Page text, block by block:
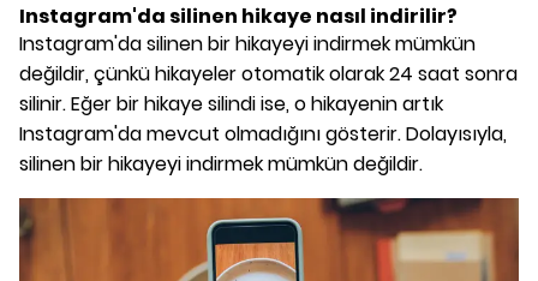
Instagram'da silinen hikaye nasıl indirilir?
Instagram'da silinen bir hikayeyi indirmek mümkün
değildir, çünkü hikayeler otomatik olarak 24 saat sonra
silinir. Eğer bir hikaye silindi ise, o hikayenin artık
Instagram'da mevcut olmadığını gösterir. Dolayısıyla,
silinen bir hikayeyi indirmek mümkün değildir.